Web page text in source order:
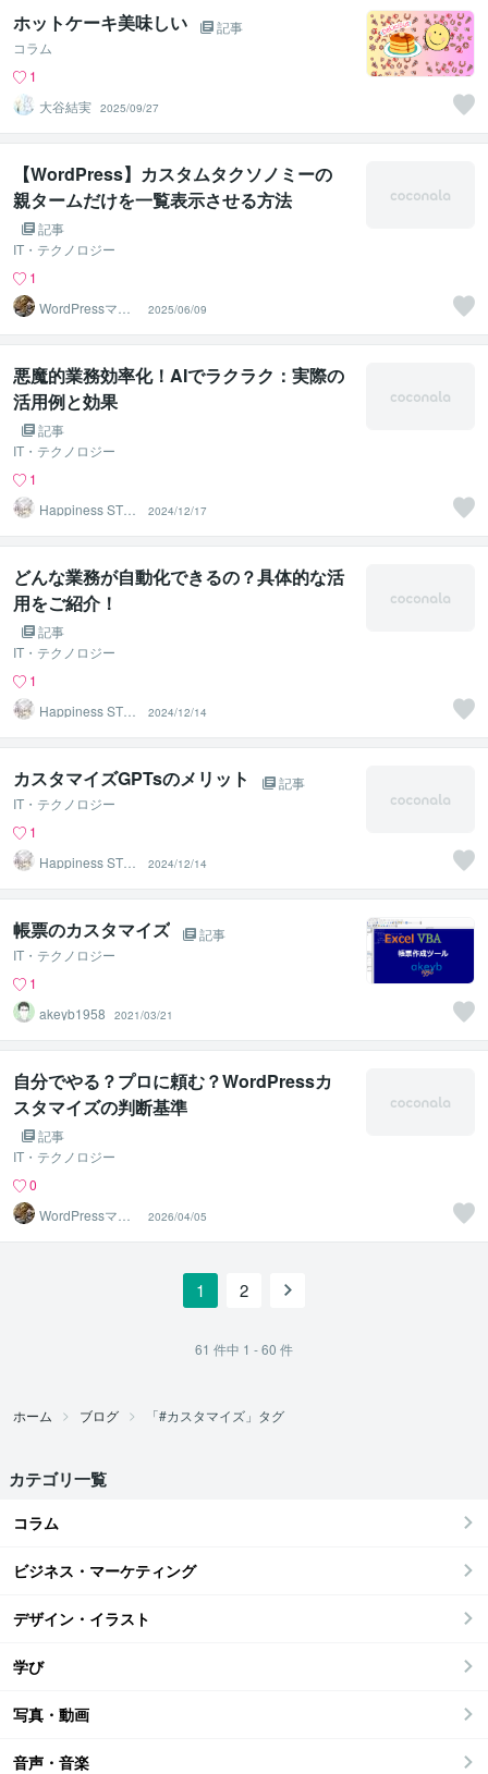
ホットケーキ美味しい
記事
コラム
1
大谷結実 2025/09/27
【WordPress】カスタムタクソノミーの
親タームだけを一覧表示させる方法
記事
IT・テクノロジー
1
WordPressマス
2025/06/09
悪魔的業務効率化！AIでラクラク：実際の
活用例と効果
記事
IT・テクノロジー
1
Happiness STA
2024/12/17
どんな業務が自動化できるの？具体的な活
用をご紹介！
記事
IT・テクノロジー
1
Happiness STA
2024/12/14
カスタマイズGPTsのメリット
記事
IT・テクノロジー
1
Happiness STA
2024/12/14
帳票のカスタマイズ
記事
IT・テクノロジー
1
akeyb1958
2021/03/21
自分でやる？プロに頼む？WordPressカ
スタマイズの判断基準
記事
IT・テクノロジー
0
WordPressマス
2026/04/05
1 2
61 件中 1 - 60 件
ホーム ブログ 「#カスタマイズ」タグ
カテゴリ一覧
コラム
ビジネス・マーケティング
デザイン・イラスト
学び
写真・動画
音声・音楽